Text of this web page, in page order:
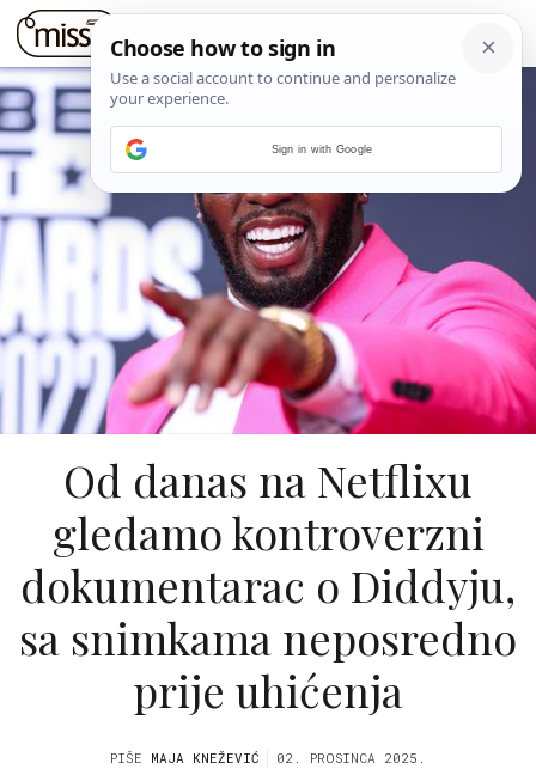
Od danas na Netflixu
gledamo kontroverzni
dokumentarac o Diddyju,
sa snimkama neposredno
prije uhićenja
PIŠE MAJA KNEŽEVIĆ 02. PROSINCA 2025.
Sign in with Google